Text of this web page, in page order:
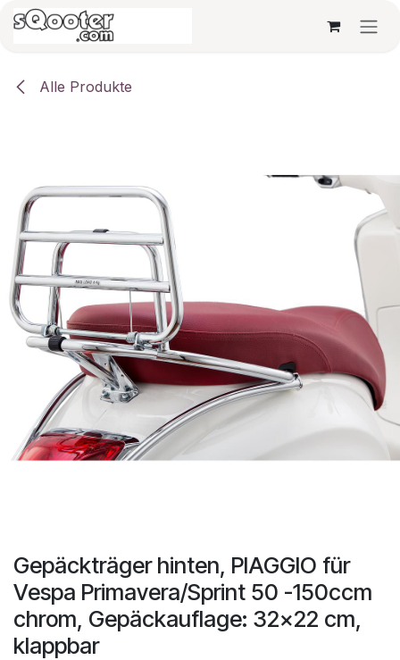
Zum Inhalt springen
Alle Produkte
Gepäckträger hinten, PIAGGIO für
Vespa Primavera/Sprint 50 -150ccm
chrom, Gepäckauflage: 32x22 cm,
klappbar